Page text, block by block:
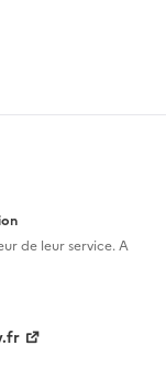
de leur service. A